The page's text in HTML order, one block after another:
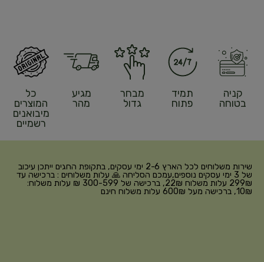
קניה
בטוחה
תמיד
פתוח
מבחר
גדול
מגיע
מהר
כל
המוצרים
מיבואנים
רשמיים
שירות משלוחים לכל הארץ 2-6 ימי עסקים, בתקופת החגים ייתכן עיכוב
של 3 ימי עסקים נוספים,עמכם הסליחה 🙏 עלות משלוחים : ברכישה עד
299₪ עלות משלוח 22₪, ברכישה של 300-599 ₪ עלות משלוח:
10₪, ברכישה מעל 600₪ עלות משלוח חינם